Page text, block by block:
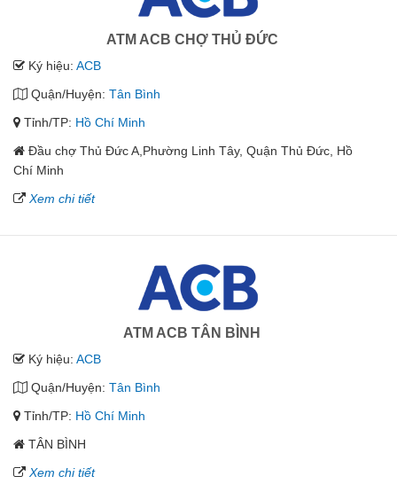
ATM ACB CHỢ THỦ ĐỨC
Ký hiệu: ACB
Quận/Huyện: Tân Bình
Tỉnh/TP: Hồ Chí Minh
Đầu chợ Thủ Đức A,Phường Linh Tây, Quận Thủ Đức, Hồ
Chí Minh
Xem chi tiết
ATM ACB TÂN BÌNH
Ký hiệu: ACB
Quận/Huyện: Tân Bình
Tỉnh/TP: Hồ Chí Minh
TÂN BÌNH
Xem chi tiết